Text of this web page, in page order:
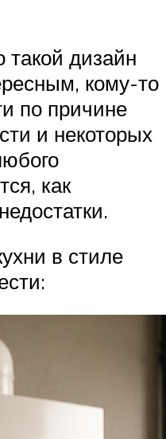
такой дизайн
кому-то
по причине
и некоторых
как
в стиле